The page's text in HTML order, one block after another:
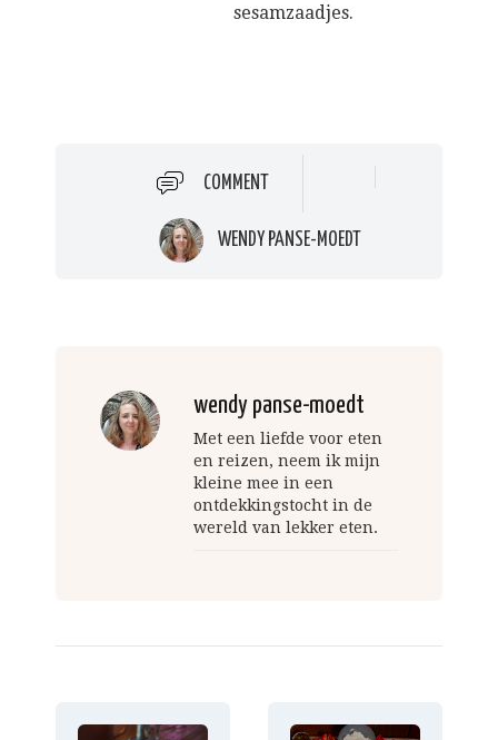
sesamzaadjes.
COMMENT
WENDY PANSE-MOEDT
wendy panse-moedt
Met een liefde voor eten
en reizen, neem ik mijn
kleine mee in een
ontdekkingstocht in de
wereld van lekker eten.